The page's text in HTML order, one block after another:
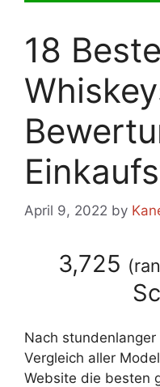
18
April 9, 2022 by
3,725 (
Nach
Vergleich aller
Website die besten